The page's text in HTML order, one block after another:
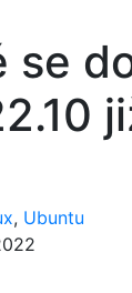
se
, Ubuntu